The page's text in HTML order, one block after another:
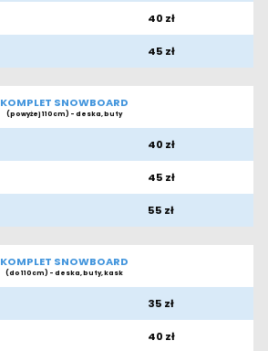
40 zł
45 zł
KOMPLET SNOWBOARD
(powyżej 110cm) - deska, buty
40 zł
45 zł
55 zł
KOMPLET SNOWBOARD
(do 110cm) - deska, buty, kask
35 zł
40 zł